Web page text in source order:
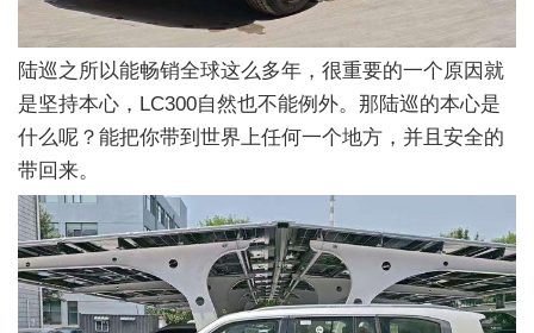
陆巡之所以能畅销全球这么多年，很重要的一个原因就
是坚持本心，LC300自然也不能例外。那陆巡的本心是
什么呢？能把你带到世界上任何一个地方，并且安全的
带回来。